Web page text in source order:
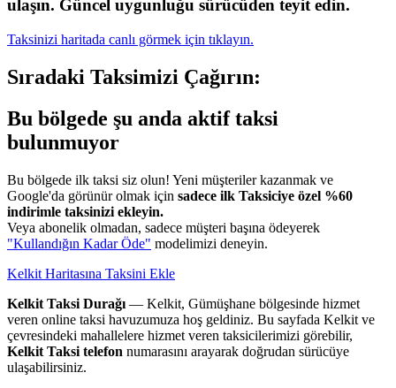
ulaşın. Güncel uygunluğu sürücüden teyit edin.
Taksinizi haritada canlı görmek için tıklayın.
Sıradaki Taksimizi Çağırın:
Bu bölgede şu anda aktif taksi
bulunmuyor
Bu bölgede ilk taksi siz olun! Yeni müşteriler kazanmak ve
Google'da görünür olmak için sadece ilk Taksiciye özel %60
indirimle taksinizi ekleyin.
Veya abonelik olmadan, sadece müşteri başına ödeyerek
"Kullandığın Kadar Öde" modelimizi deneyin.
Kelkit Haritasına Taksini Ekle
Kelkit Taksi Durağı — Kelkit, Gümüşhane bölgesinde hizmet
veren online taksi havuzumuza hoş geldiniz. Bu sayfada Kelkit ve
çevresindeki mahallelere hizmet veren taksicilerimizi görebilir,
Kelkit Taksi telefon numarasını arayarak doğrudan sürücüye
ulaşabilirsiniz.